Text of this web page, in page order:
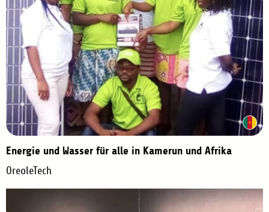
Energie und Wasser für alle in Kamerun und Afrika
OreoleTech